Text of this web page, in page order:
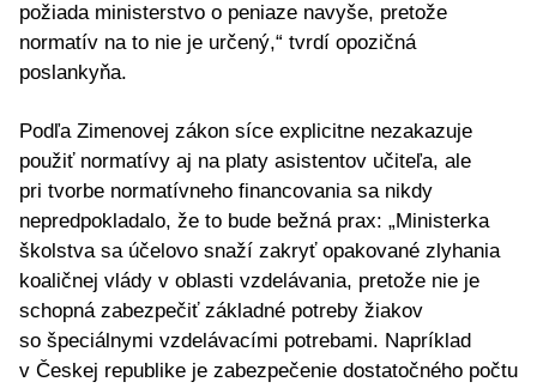
požiada ministerstvo o peniaze navyše, pretože
normatív na to nie je určený,“ tvrdí opozičná
poslankyňa.
Podľa Zimenovej zákon síce explicitne nezakazuje
použiť normatívy aj na platy asistentov učiteľa, ale
pri tvorbe normatívneho financovania sa nikdy
nepredpokladalo, že to bude bežná prax: „Ministerka
školstva sa účelovo snaží zakryť opakované zlyhania
koaličnej vlády v oblasti vzdelávania, pretože nie je
schopná zabezpečiť základné potreby žiakov
so špeciálnymi vzdelávacími potrebami. Napríklad
v Českej republike je zabezpečenie dostatočného počtu